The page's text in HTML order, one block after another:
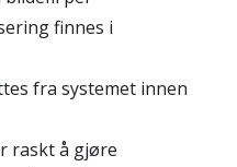
finnes i
fra systemet innen
raskt å gjøre